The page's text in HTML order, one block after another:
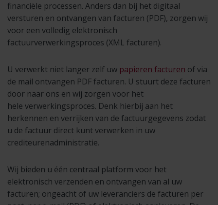
financiële processen. Anders dan bij het digitaal
versturen en ontvangen van facturen (PDF), zorgen wij
voor een volledig elektronisch
factuurverwerkingsproces (XML facturen).
U verwerkt niet langer zelf uw papieren facturen of via
de mail ontvangen PDF facturen. U stuurt deze facturen
door naar ons en wij zorgen voor het
hele verwerkingsproces. Denk hierbij aan het
herkennen en verrijken van de factuurgegevens zodat
u de factuur direct kunt verwerken in uw
crediteurenadministratie.
Wij bieden u één centraal platform voor het
elektronisch verzenden en ontvangen van al uw
facturen; ongeacht of uw leveranciers de facturen per